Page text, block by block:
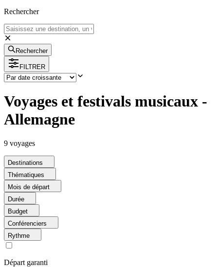
Rechercher
Rechercher
FILTRER
Voyages et festivals musicaux -
Allemagne
9 voyages
Destinations
Thématiques
Mois de départ
Durée
Budget
Conférenciers
Rythme
Départ garanti